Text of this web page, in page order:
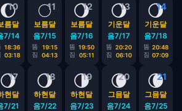
10
🌔
름달
7/14
18:36
03:18
11
🌕
보름달
음7/15
뜸
19:15
짐
04:13
12
🌖
보름달
음7/16
뜸 19:50
짐
05:11
13
🌖
기운달
음7/17
뜸 20:20
짐
06:10
14
🌖
기운달
음7/18
뜸 20:48
짐 07:09
17
🌖
현달
7/21
18
🌖
하현달
음7/22
19
🌗
하현달
음7/23
20
🌘
그믐달
음7/24
21
🌘
그믐달
음7/25